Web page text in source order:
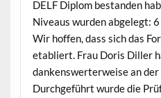
DELF Diplom bestanden
Niveaus wurden abgelegt:
Wir hoffen, dass sich das
etabliert. Frau Doris Diller
dankenswerterweise an
Durchgeführt wurde die